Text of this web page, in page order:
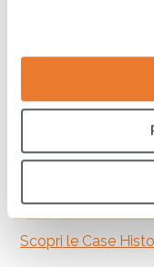
degli anni. Una
pianificare a
tangibili
favorisce
aiutano ad una
delle esigenze e
concorre a
Tag
BOX
Scopri le Case